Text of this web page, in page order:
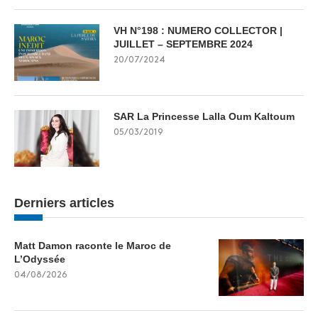
VH N°198 : NUMERO COLLECTOR |
JUILLET – SEPTEMBRE 2024
20/07/2024
SAR La Princesse Lalla Oum Kaltoum
05/03/2019
Derniers articles
Matt Damon raconte le Maroc de
L’Odyssée
04/08/2026